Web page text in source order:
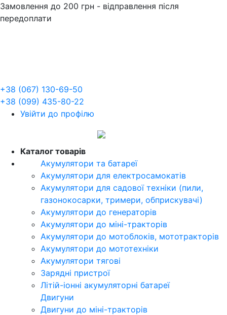
Замовлення до 200 грн - відправлення після
передоплати
+38 (067) 130-69-50
+38 (099) 435-80-22
Увійти до профілю
Каталог товарів
Акумулятори та батареї
Акумулятори для електросамокатів
Акумулятори для садової техніки (пили,
газонокосарки, тримери, обприскувачі)
Акумулятори до генераторів
Акумулятори до міні-тракторів
Акумулятори до мотоблоків, мототракторів
Акумулятори до мототехніки
Акумулятори тягові
Зарядні пристрої
Літій-іонні акумуляторні батареї
Двигуни
Двигуни до міні-тракторів